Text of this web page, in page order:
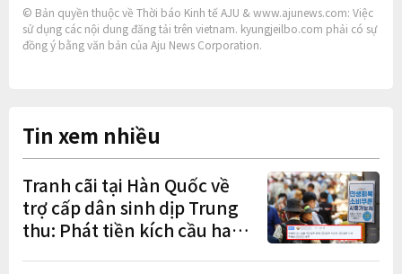
© Bản quyền thuộc về Thời báo Kinh tế AJU & www.ajunews.com: Việc
sử dụng các nội dung đăng tải trên vietnam. kyungjeilbo.com phải có sự
đồng ý bằng văn bản của Aju News Corporation.
Tin xem nhiều
Tranh cãi tại Hàn Quốc về
trợ cấp dân sinh dịp Trung
thu: Phát tiền kích cầu hay